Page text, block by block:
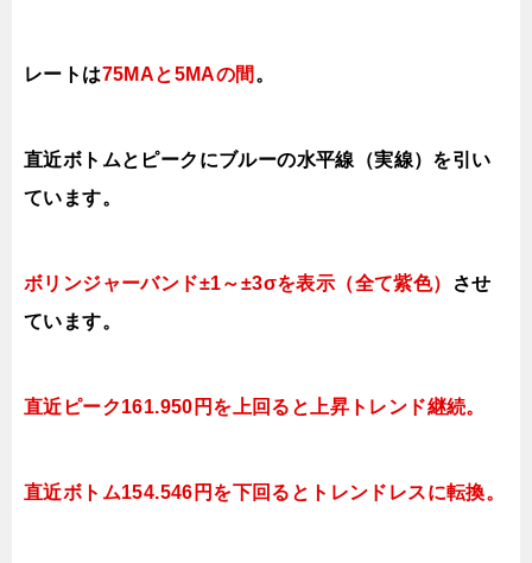
レートは75MAと5MAの間 。
直近ボトムとピークにブルーの水平線（実線）を引い
ています。
ボリンジャーバンド±1～±3σを表示（全て紫色）
させ
ています。
直近ピーク161.950円を上回ると上昇トレンド継続。
直近ボトム154.546円を下回ると トレンドレスに転換。